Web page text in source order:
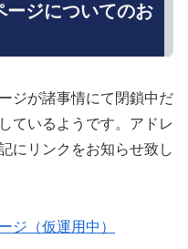
ージについてのお
ジが諸事情にて閉鎖中だ
ているようです。アドレ
にリンクをお知らせ致し
ジ（仮運用中）